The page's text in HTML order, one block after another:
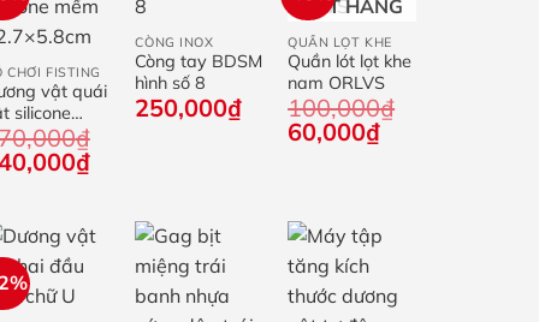
+
CHƠI FISTING
vật quái
silicone
₫
₫Giá
hiện
là:
540,000₫.
CÒNG INOX
Còng tay BDSM
hình số 8
250,000₫
HẾT HÀNG
QUẦN LỌT KHE
Quần lót lọt khe
nam ORLVS
100,000₫
Giá
gốc
60,000₫Giá
+